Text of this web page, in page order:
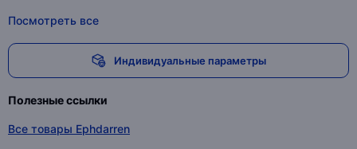
Посмотреть все
Индивидуальные параметры
Полезные ссылки
Все товары Ephdarren